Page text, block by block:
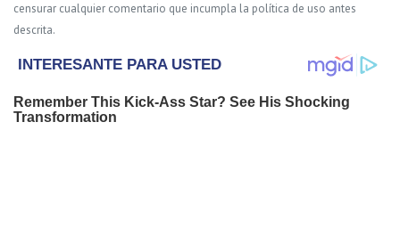
censurar cualquier comentario que incumpla la política de uso antes
descrita.